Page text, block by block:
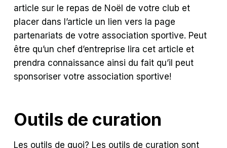
article sur le repas de Noël de votre club et
placer dans l’article un lien vers la page
partenariats de votre association sportive. Peut
être qu’un chef d’entreprise lira cet article et
prendra connaissance ainsi du fait qu’il peut
sponsoriser votre association sportive!
Outils de curation
Les outils de quoi? Les outils de curation sont